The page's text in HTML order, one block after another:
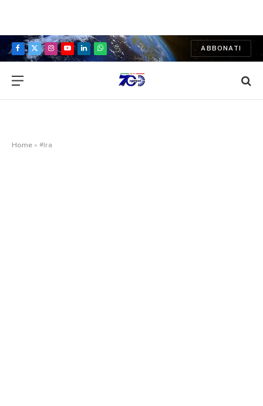
Facebook
X
Instagram
YouTubeLinkedInWhatsApp
ABBONATI
Home » #Ira